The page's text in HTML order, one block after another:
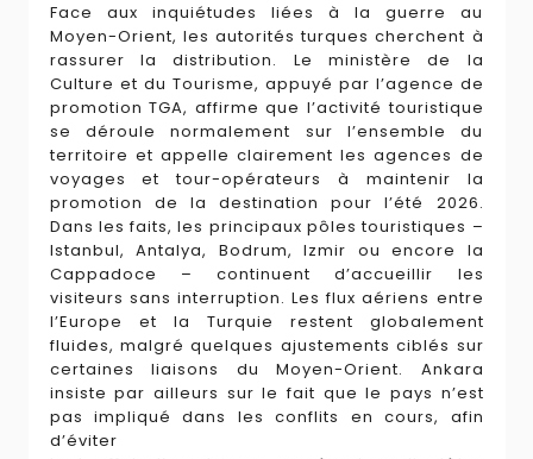
Face aux inquiétudes liées à la guerre au
Moyen-Orient, les autorités turques cherchent à
rassurer la distribution. Le ministère de la
Culture et du Tourisme, appuyé par l’agence de
promotion TGA, affirme que l’activité touristique
se déroule normalement sur l’ensemble du
territoire et appelle clairement les agences de
voyages et tour-opérateurs à maintenir la
promotion de la destination pour l’été 2026.
Dans les faits, les principaux pôles touristiques –
Istanbul, Antalya, Bodrum, Izmir ou encore la
Cappadoce – continuent d’accueillir les
visiteurs sans interruption. Les flux aériens entre
l’Europe et la Turquie restent globalement
fluides, malgré quelques ajustements ciblés sur
certaines liaisons du Moyen-Orient. Ankara
insiste par ailleurs sur le fait que le pays n’est
pas impliqué dans les conflits en cours, afin
d’éviter